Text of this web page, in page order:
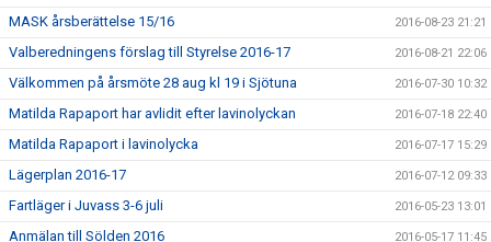
MASK årsberättelse 15/16 2016-08-23 21:21
Valberedningens förslag till Styrelse 2016-17 2016-08-21 22:06
Välkommen på årsmöte 28 aug kl 19 i Sjötuna 2016-07-30 10:32
Matilda Rapaport har avlidit efter lavinolyckan 2016-07-18 22:40
Matilda Rapaport i lavinolycka 2016-07-17 15:29
Lägerplan 2016-17 2016-07-12 09:33
Fartläger i Juvass 3-6 juli 2016-05-23 13:01
Anmälan till Sölden 2016 2016-05-17 11:45